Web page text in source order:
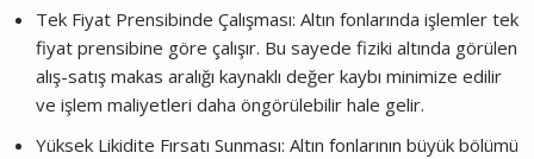
Tek Fiyat Prensibinde Çalışması: Altın fonlarında işlemler tek
fiyat prensibine göre çalışır. Bu sayede fiziki altında görülen
alış-satış makas aralığı kaynaklı değer kaybı minimize edilir
ve işlem maliyetleri daha öngörülebilir hale gelir.
Yüksek Likidite Fırsatı Sunması: Altın fonlarının büyük bölümü